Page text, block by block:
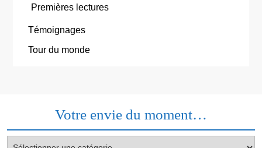
Premières lectures
Témoignages
Tour du monde
Votre envie du moment…